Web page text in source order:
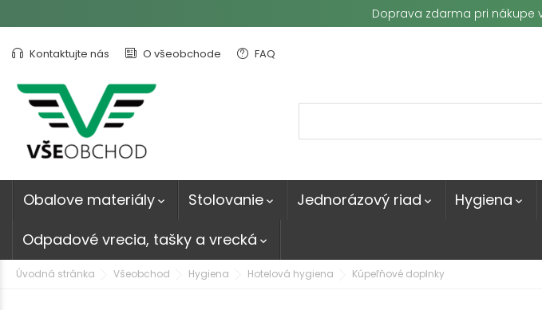
Doprava zdarma pri nákupe
Kontaktujte nás O všeobchode FAQ
Obalove materiály  Stolovanie  Jednorázový riad  Hygiena 
Odpadové vrecia, tašky a vrecká 
Úvodná stránka Všeobchod Hygiena Hotelová hygiena Kúpeľňové doplnky